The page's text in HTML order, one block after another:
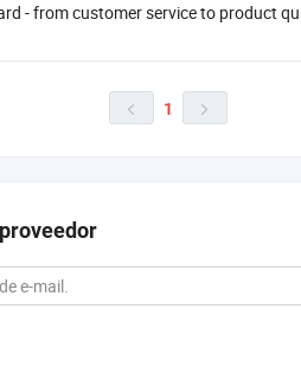
- from customer service to product
 1 